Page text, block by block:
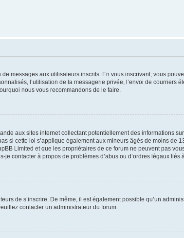
messages aux utilisateurs inscrits. En vous inscrivant, vous
l’utilisation de la messagerie privée, l’envoi de courriers
nous vous recommandons de le faire.
aux sites internet collectant potentiellement des informations
si cette loi s’applique également aux mineurs âgés de moins de
Limited et que les propriétaires de ce forum ne peuvent pas
contacter à propos de problèmes d’abus ou d’ordres légaux liés
de s’inscrire. De même, il est également possible qu’un
contacter un administrateur du forum.